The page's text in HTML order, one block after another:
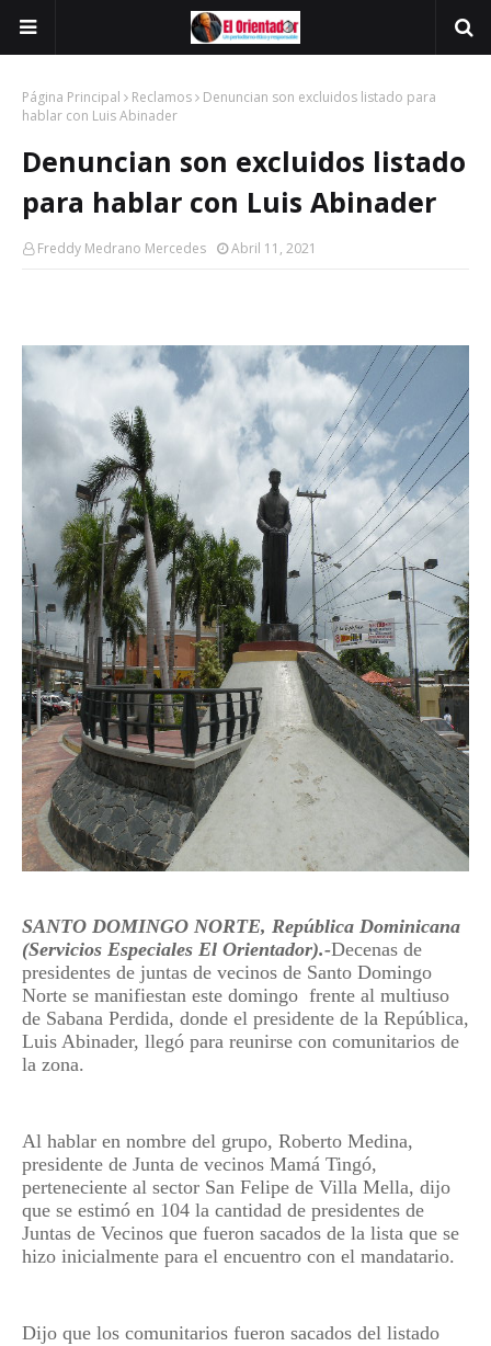
Página Principal Reclamos
Denuncian son excluidos listado para
hablar con Luis Abinader
Denuncian son excluidos listado
para hablar con Luis Abinader
Freddy Medrano Mercedes Abril 11, 2021
SANTO DOMINGO NORTE, República Dominicana
(Servicios Especiales El Orientador).-Decenas de
presidentes de juntas de vecinos de Santo Domingo
Norte se manifiestan este domingo frente al multiuso
de Sabana Perdida, donde el presidente de la República,
Luis Abinader, llegó para reunirse con comunitarios de
la zona.
Al hablar en nombre del grupo, Roberto Medina,
presidente de Junta de vecinos Mamá Tingó,
perteneciente al sector San Felipe de Villa Mella, dijo
que se estimó en 104 la cantidad de presidentes de
Juntas de Vecinos que fueron sacados de la lista que se
hizo inicialmente para el encuentro con el mandatario.
Dijo que los comunitarios fueron sacados del listado